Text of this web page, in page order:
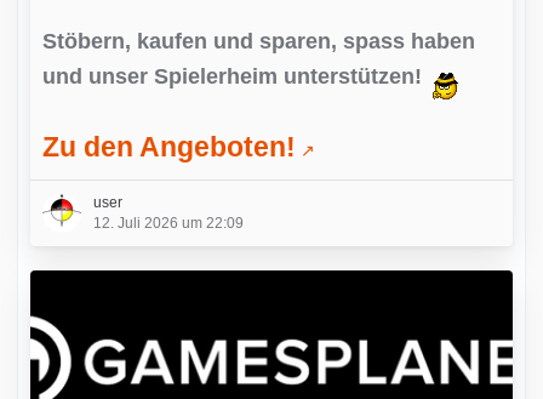
Stöbern, kaufen und sparen, spass haben
und unser Spielerheim unterstützen!
Zu den Angeboten!
user
12. Juli 2026 um 22:09